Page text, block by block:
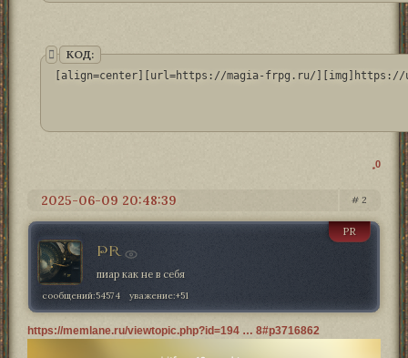
КОД:
[align=center][url=https://magia-frpg.ru/][img]https://
0
2
2025-06-09 20:48:39
PR
PR
пиар как не в себя
сообщений:54574 уважение:+51
https://memlane.ru/viewtopic.php?id=194 … 8#p3716862